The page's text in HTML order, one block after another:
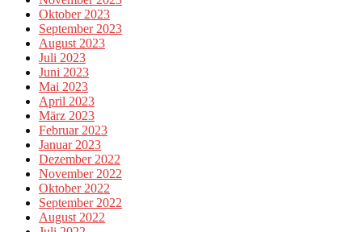
Oktober 2023
September 2023
August 2023
Juli 2023
Juni 2023
Mai 2023
April 2023
März 2023
Februar 2023
Januar 2023
Dezember 2022
November 2022
Oktober 2022
September 2022
August 2022